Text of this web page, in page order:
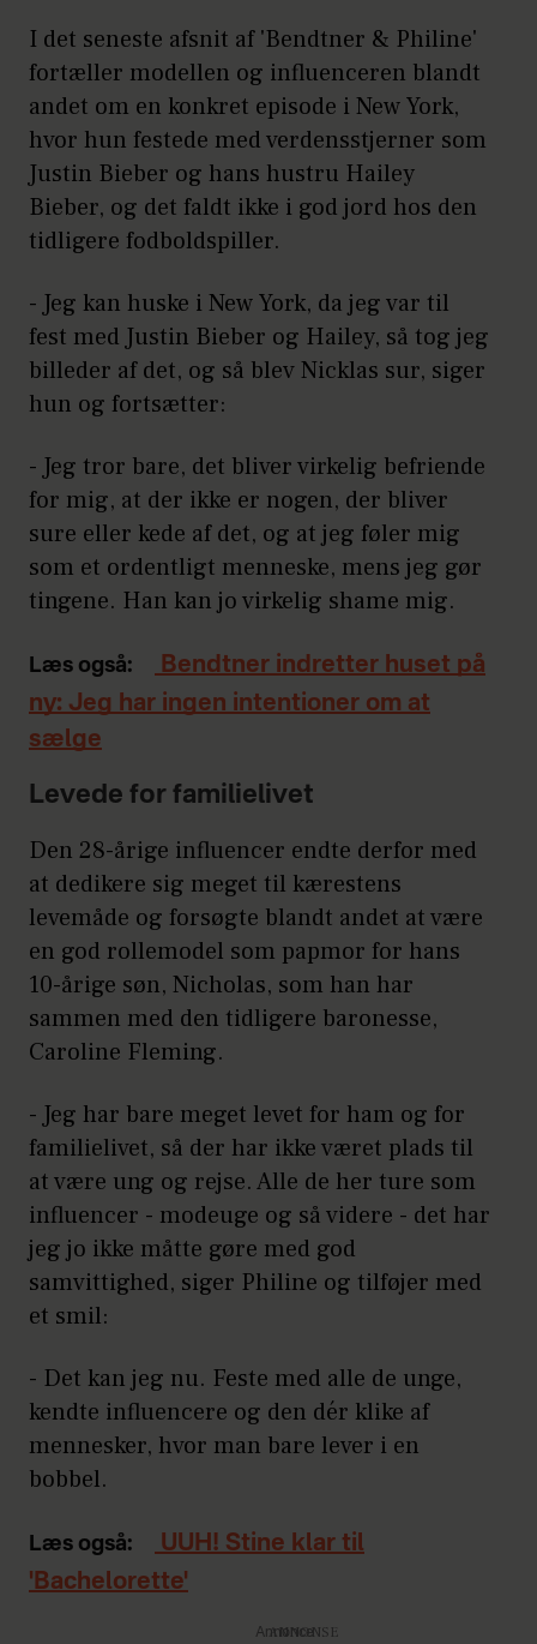
I det seneste afsnit af 'Bendtner & Philine'
fortæller modellen og influenceren blandt
andet om en konkret episode i New York,
hvor hun festede med verdensstjerner som
Justin Bieber og hans hustru Hailey
Bieber, og det faldt ikke i god jord hos den
tidligere fodboldspiller.
- Jeg kan huske i New York, da jeg var til
fest med Justin Bieber og Hailey, så tog jeg
billeder af det, og så blev Nicklas sur, siger
hun og fortsætter:
- Jeg tror bare, det bliver virkelig befriende
for mig, at der ikke er nogen, der bliver
sure eller kede af det, og at jeg føler mig
som et ordentligt menneske, mens jeg gør
tingene. Han kan jo virkelig shame mig.
Læs også:
Bendtner indretter huset på
ny: Jeg har ingen intentioner om at
sælge
Levede for familielivet
Den 28-årige influencer endte derfor med
at dedikere sig meget til kærestens
levemåde og forsøgte blandt andet at være
en god rollemodel som papmor for hans
10-årige søn, Nicholas, som han har
sammen med den tidligere baronesse,
Caroline Fleming.
- Jeg har bare meget levet for ham og for
familielivet, så der har ikke været plads til
at være ung og rejse. Alle de her ture som
influencer - modeuge og så videre - det har
jeg jo ikke måtte gøre med god
samvittighed, siger Philine og tilføjer med
et smil:
- Det kan jeg nu. Feste med alle de unge,
kendte influencere og den dér klike af
mennesker, hvor man bare lever i en
bobbel.
Læs også:
UUH! Stine klar til
'Bachelorette'
Annonce